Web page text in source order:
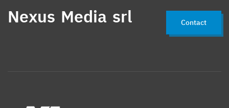
Nexus Media srl Contact